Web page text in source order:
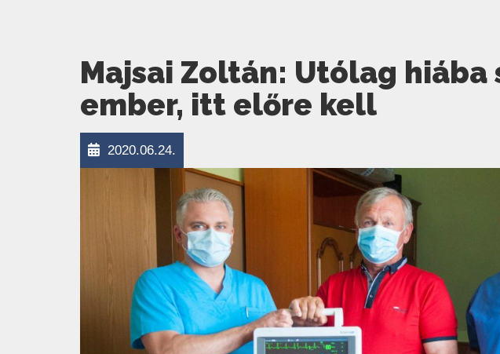
Majsai Zoltán: Utólag hiába
ember, itt előre kell
2020.06.24.